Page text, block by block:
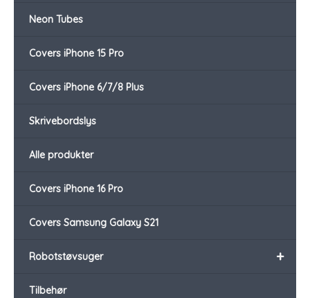
Neon Tubes
Covers iPhone 15 Pro
Covers iPhone 6/7/8 Plus
Skrivebordslys
Alle produkter
Covers iPhone 16 Pro
Covers Samsung Galaxy S21
+
Robotstøvsuger
Tilbehør